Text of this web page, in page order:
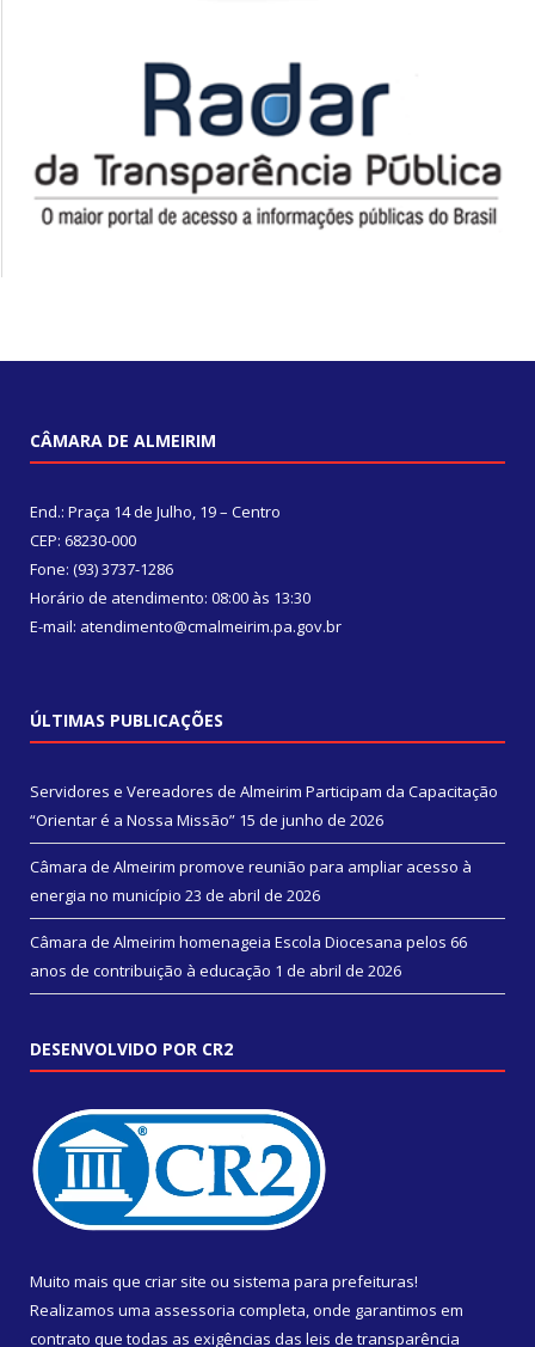
CÂMARA DE ALMEIRIM
End.: Praça 14 de Julho, 19 – Centro
CEP: 68230-000
Fone: (93) 3737-1286
Horário de atendimento: 08:00 às 13:30
E-mail: atendimento@cmalmeirim.pa.gov.br
ÚLTIMAS PUBLICAÇÕES
Servidores e Vereadores de Almeirim Participam da Capacitação
“Orientar é a Nossa Missão” 15 de junho de 2026
Câmara de Almeirim promove reunião para ampliar acesso à
energia no município 23 de abril de 2026
Câmara de Almeirim homenageia Escola Diocesana pelos 66
anos de contribuição à educação 1 de abril de 2026
DESENVOLVIDO POR CR2
Muito mais que criar site ou sistema para prefeituras!
Realizamos uma assessoria completa, onde garantimos em
contrato que todas as exigências das leis de transparência